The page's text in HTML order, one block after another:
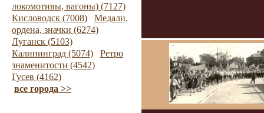
локомотивы, вагоны) (7127)
Кисловодск (7008)
Медали,
ордена, значки (6274)
Луганск (5103)
Калининград (5074)
Ретро
знаменитости (4542)
Гусев (4162)
все города >>